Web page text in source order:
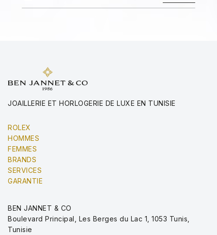
JOAILLERIE ET HORLOGERIE DE LUXE EN TUNISIE
ROLEX
HOMMES
FEMMES
BRANDS
SERVICES
GARANTIE
BEN JANNET & CO
Boulevard Principal, Les Berges du Lac 1, 1053 Tunis,
Tunisie